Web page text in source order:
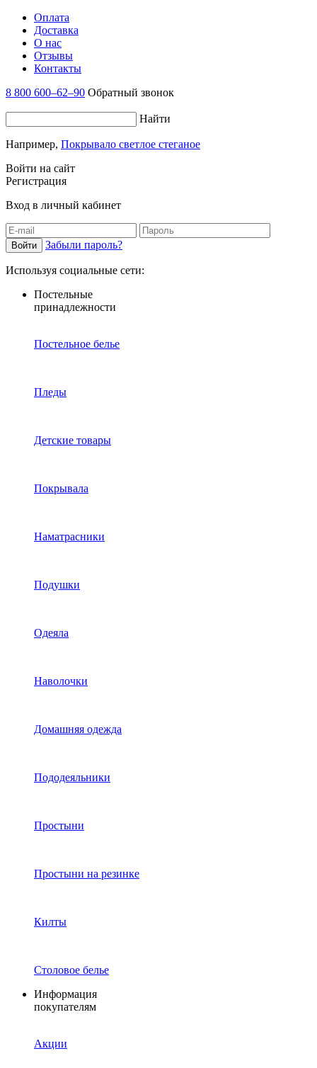
Оплата
Доставка
О нас
Отзывы
Контакты
8 800 600–62–90 Обратный звонок
Найти
Например, Покрывало светлое стеганое
Войти на сайт
Регистрация
Вход в личный кабинет
Забыли пароль?
Используя социальные сети:
Постельные
принадлежности
Постельное белье
Пледы
Детские товары
Покрывала
Наматрасники
Подушки
Одеяла
Наволочки
Домашняя одежда
Пододеяльники
Простыни
Простыни на резинке
Килты
Столовое белье
Информация
покупателям
Акции